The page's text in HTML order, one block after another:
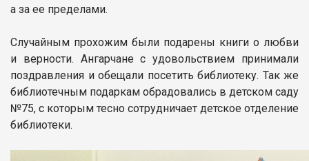
а за ее пределами.
Случайным прохожим были подарены книги о любви
и верности. Ангарчане с удовольствием принимали
поздравления и обещали посетить библиотеку. Так же
библиотечным подаркам обрадовались в детском саду
№75, с которым тесно сотрудничает детское отделение
библиотеки.